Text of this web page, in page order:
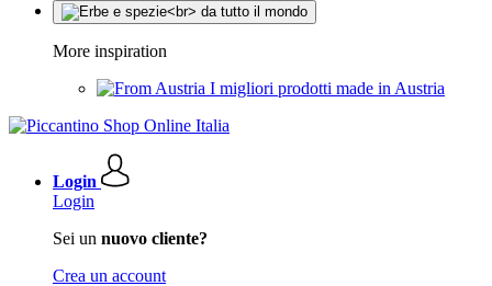
More inspiration
I migliori prodotti made in Austria
Login
Login
Sei un nuovo cliente?
Crea un account